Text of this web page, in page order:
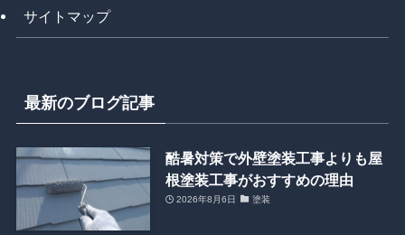
サイトマップ
最新のブログ記事
酷暑対策で外壁塗装工事よりも屋
根塗装工事がおすすめの理由
2026年8月6日 塗装